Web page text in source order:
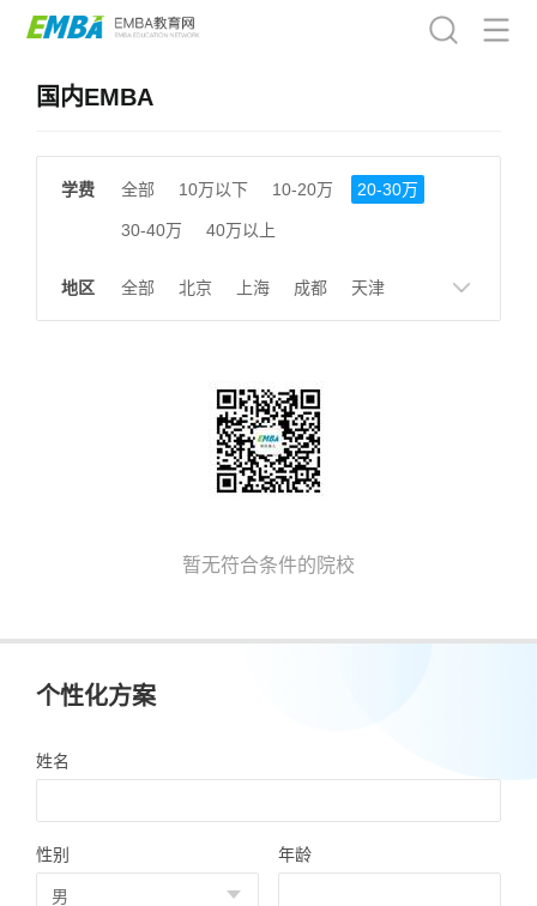
国内EMBA
学费 全部 10万以下 10-20万 20-30万
30-40万 40万以上
地区 全部 北京 上海 成都 天津
山东 安徽
广州
暂无符合条件的院校
个性化方案
姓名
性别 年龄